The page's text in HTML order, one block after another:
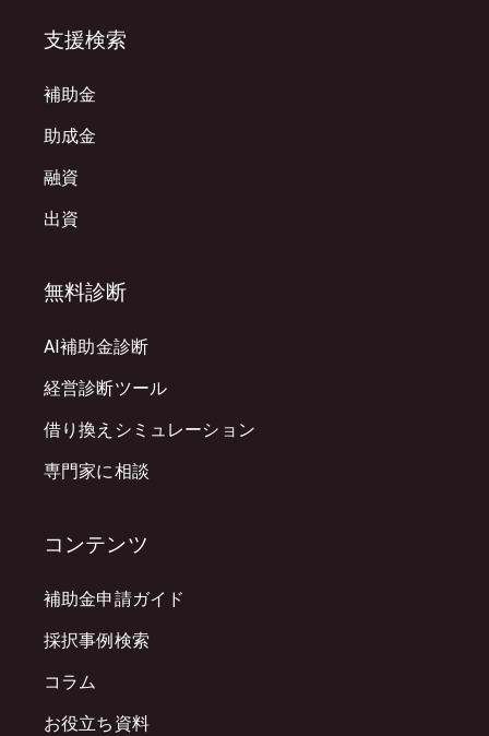
支援検索
補助金
助成金
融資
出資
無料診断
AI補助金診断
経営診断ツール
借り換えシミュレーション
専門家に相談
コンテンツ
補助金申請ガイド
採択事例検索
コラム
お役立ち資料